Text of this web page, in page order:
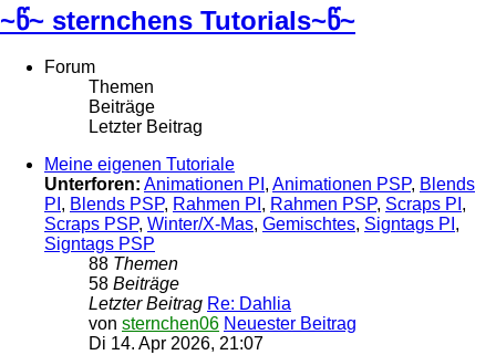
~წ~ sternchens Tutorials~წ~
Forum
Themen
Beiträge
Letzter Beitrag
Meine eigenen Tutoriale
Unterforen: Animationen PI , Animationen PSP, Blends
PI , Blends PSP, Rahmen PI , Rahmen PSP, Scraps PI ,
Scraps PSP, Winter/X-Mas, Gemischtes, Signtags PI ,
Signtags PSP
88 Themen
58 Beiträge
Letzter Beitrag Re: Dahlia
von sternchen06 Neuester Beitrag
Di 14. Apr 2026, 21:07